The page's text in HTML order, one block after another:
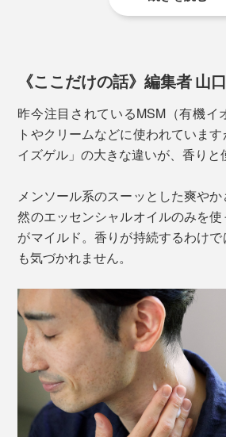
もともと人間の軟骨・筋肉・皮膚
本品には、樹木由来で無味無臭の
パウダーを配合しています。
＜海洋深層水（※3）＞
※一般社団法人 日本リカバリー協会 「 リカバリー
秀樹氏こそ、休養を科学的にサポー
本品は、休養学の理論を「塗るア
だ、新発想の「マッサージジェルク
片野氏は体内の神経伝達物質につ
ムページ内でこう述べています（
う～神経伝達物質と活力UP～）。
「活力ある毎日を送るためには神
割を果たします。快感をもたらすド
安定させるセロトニンなどは代表
神経伝達速度の低下は感覚の鈍化
ない動きなどに現れます。また、
れる痛みを引き起こします。
《ここだけの話》編集者 山
昨今注目されているMSM（有機イ
トやクリームなどに使われていま
イズゲル」の大きな違いが、香りと
メンソール系のスーッとした爽や
然のエッセンシャルオイルのみを
がマイルド。香りが持続するわけ
も気づかれません。